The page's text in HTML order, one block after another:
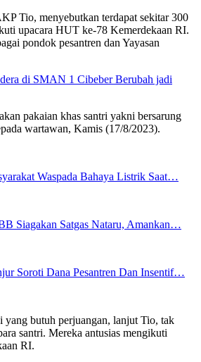
Tio, menyebutkan terdapat sekitar 300
upacara HUT ke-78 Kemerdekaan RI.
pondok pesantren dan Yayasan
di SMAN 1 Cibeber Berubah jadi
pakaian khas santri yakni bersarung
wartawan, Kamis (17/8/2023).
Waspada Bahaya Listrik Saat…
Siagakan Satgas Nataru, Amankan…
Soroti Dana Pesantren Dan Insentif…
yang butuh perjuangan, lanjut Tio, tak
santri. Mereka antusias mengikuti
RI.